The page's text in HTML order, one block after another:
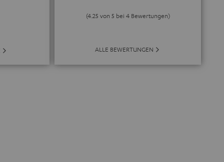
(4.25 von 5 bei 4 Bewertungen)
ALLE BEWERTUNGEN